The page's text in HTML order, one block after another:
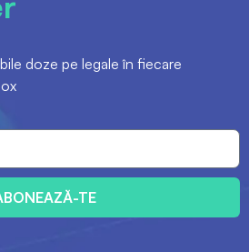
doze pe legale în fiecare
TE